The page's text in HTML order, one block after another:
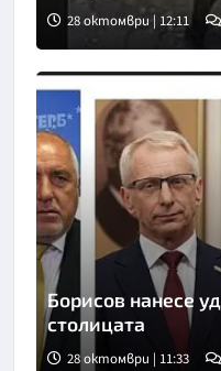
28 октомври | 12:11
Борисов нанесе
столицата
28 октомври | 11:33